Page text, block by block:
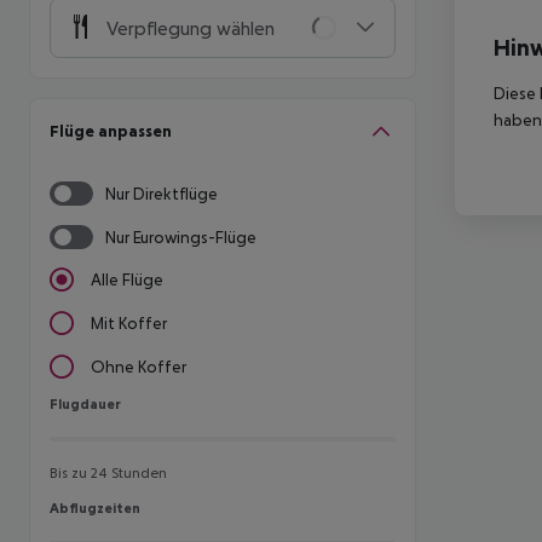
Verpflegung wählen
Flüge anpassen
Nur Direktflüge
Nur Eurowings-Flüge
Alle Flüge
Mit Koffer
Ohne Koffer
Flugdauer
Flugdauer
Bis zu 24 Stunden
Abflugzeiten
Abflugzeiten
Diese